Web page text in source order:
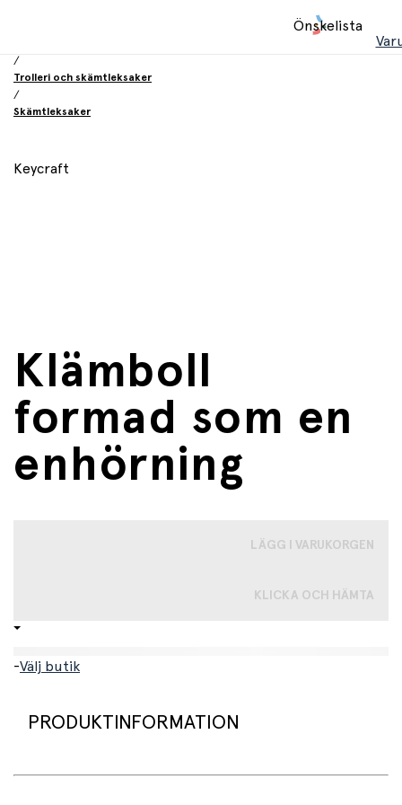
Önskelista
/
Trolleri och skämtleksaker
/
Skämtleksaker
Keycraft
Klämboll
formad som en
enhörning
LÄGG I VARUKORGEN
KLICKA OCH HÄMTA
-Välj butik
PRODUKTINFORMATION